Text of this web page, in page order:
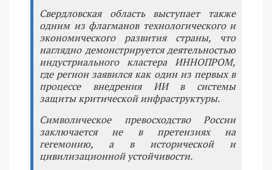
Свердловская область выступает также
одним из флагманов технологического и
экономического развития страны, что
наглядно демонстрируется деятельностью
индустриального кластера ИННОПРОМ,
где регион заявился как один из первых в
процессе внедрения ИИ в системы
защиты критической инфраструктуры.
Символическое превосходство России
заключается не в претензиях на
гегемонию, а в исторической и
цивилизационной устойчивости.